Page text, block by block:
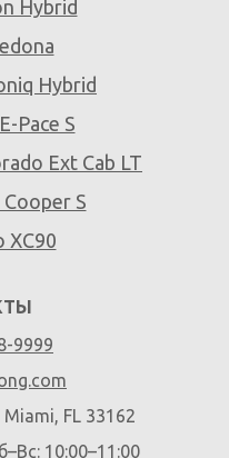
Hybrid
Hybrid
Pace S
Ext Cab LT
S
XC90
9999
FL 33162
10:00–11:00